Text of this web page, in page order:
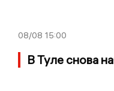
08/08 15:00
В Туле снова